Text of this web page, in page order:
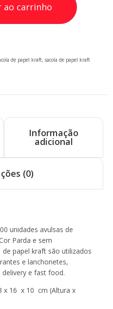
ao carrinho
de papel kraft, sacola de papel kraft
Informação
adicional
(0)
unidades avulsas de
Parda e sem
papel kraft são utilizados
e lanchonetes,
e fast food.
x 16 x 10 cm (Altura x